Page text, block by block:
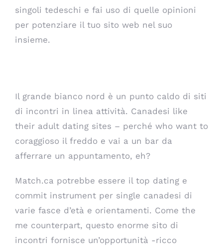
singoli tedeschi e fai uso di quelle opinioni
per potenziare il tuo sito web nel suo
insieme.
Il grande bianco nord è un punto caldo di siti
di incontri in linea attività. Canadesi like
their adult dating sites – perché who want to
coraggioso il freddo e vai a un bar da
afferrare un appuntamento, eh?
Match.ca potrebbe essere il top dating e
commit instrument per single canadesi di
varie fasce d’età e orientamenti. Come the
me counterpart, questo enorme sito di
incontri fornisce un’opportunità -ricco